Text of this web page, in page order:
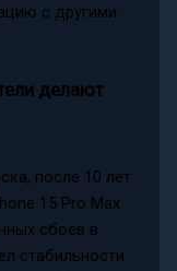
с другими
делают
после 10 лет
15 Pro Max.
сбоев в
стабильности